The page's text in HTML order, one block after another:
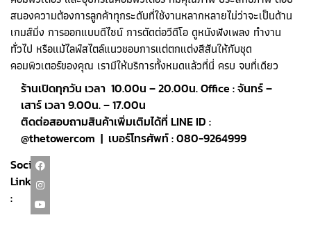
สนองความต้องการลูกค้าทุกระดับที่ใช้งานหลากหลายไม่ว่าจะเป็นด้าน
เกมส์มิ่ง การออกแบบดีไซน์ การตัดต่อวีดีโอ ดูหนังฟังเพลง ทำงาน
ทั่วไป หรือแม้ไลฟ์สไตล์แนวชอบการแต่ตกแต่งสีสันให้กับชุด
คอมพิวเตอร์ของคุณ เรามีให้บริการทั้งหมดแล้วที่นี่ ครบ จบที่เดียว
ร้านเปิดทุกวัน เวลา 10.00น – 20.00น. Office : จันทร์ –
เสาร์ เวลา 9.00น. – 17.00น
ติดต่อสอบถามสินค้าเพิ่มเติมได้ที่ LINE ID :
@thetowercom | เบอร์โทรศัพท์ : 080-9264999
Social
Link
: